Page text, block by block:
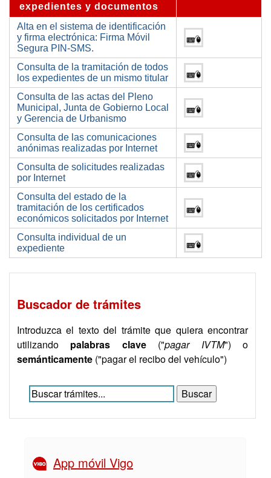
expedientes y documentos
Alta en el sistema de identificación
y firma electrónica: Firma Móvil
Segura PIN-SMS.
Consulta de la tramitación de todos
los expedientes de un mismo titular
Consulta de las actas del Pleno
Municipal, Junta de Gobierno Local
y Gerencia de Urbanismo
Consulta de las comunicaciones
anónimas realizadas por Internet
Consulta de solicitudes realizadas
por Internet
Consulta del estado de la
tramitación de los certificados
económicos solicitados por Internet
Consulta individual de un
expediente
Buscador de trámites
Introduzca el texto del trámite que quiera encontrar
utilizando palabras clave ("pagar IVTM") o
semánticamente ("pagar el recibo del vehículo")
App móvil Vigo